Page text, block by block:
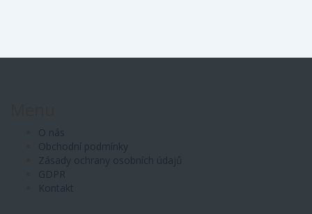
O nás
Obchodní podmínky
Zásady ochrany osobních údajů
GDPR
Kontakt